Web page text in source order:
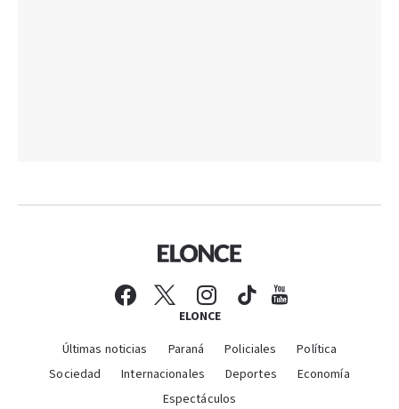
ELONCE
Últimas noticias Paraná Policiales
Política
Sociedad
Internacionales Deportes
Economía
Espectáculos